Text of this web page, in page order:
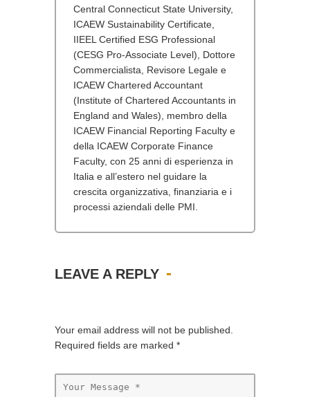
Central Connecticut State University,
ICAEW Sustainability Certificate,
IIEEL Certified ESG Professional
(CESG Pro-Associate Level), Dottore
Commercialista, Revisore Legale e
ICAEW Chartered Accountant
(Institute of Chartered Accountants in
England and Wales), membro della
ICAEW Financial Reporting Faculty e
della ICAEW Corporate Finance
Faculty, con 25 anni di esperienza in
Italia e all’estero nel guidare la
crescita organizzativa, finanziaria e i
processi aziendali delle PMI.
LEAVE A REPLY
Your email address will not be published.
Required fields are marked *